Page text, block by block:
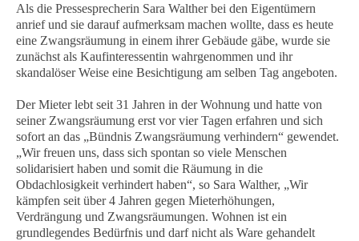
Als die Pressesprecherin Sara Walther bei den Eigentümern
anrief und sie darauf aufmerksam machen wollte, dass es heute
eine Zwangsräumung in einem ihrer Gebäude gäbe, wurde sie
zunächst als Kaufinteressentin wahrgenommen und ihr
skandalöser Weise eine Besichtigung am selben Tag angeboten.
Der Mieter lebt seit 31 Jahren in der Wohnung und hatte von
seiner Zwangsräumung erst vor vier Tagen erfahren und sich
sofort an das „Bündnis Zwangsräumung verhindern“ gewendet.
„Wir freuen uns, dass sich spontan so viele Menschen
solidarisiert haben und somit die Räumung in die
Obdachlosigkeit verhindert haben“, so Sara Walther, „Wir
kämpfen seit über 4 Jahren gegen Mieterhöhungen,
Verdrängung und Zwangsräumungen. Wohnen ist ein
grundlegendes Bedürfnis und darf nicht als Ware gehandelt